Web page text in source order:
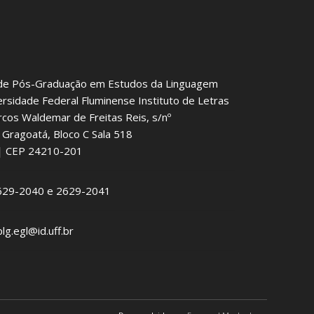
Pós-Graduação em Estudos da Linguagem
Federal Fluminense Instituto de Letras
Waldemar de Freitas Reis, s/nº
Bloco C Sala 518
CEP 24210-201
2040 e 2629-2041